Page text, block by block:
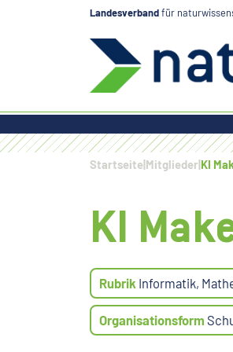
Landesverbandfür
Startseite|Mitglieder|KI
KI
Rubrik Informatik,
Organisationsform